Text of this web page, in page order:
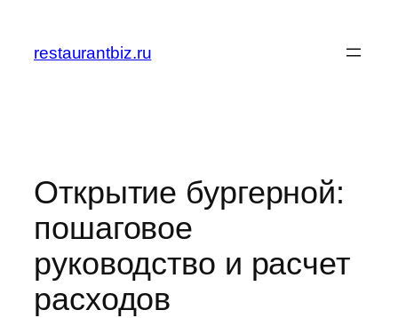
содержимому
restaurantbiz.ru
Открытие бургерной:
пошаговое
руководство и расчет
расходов